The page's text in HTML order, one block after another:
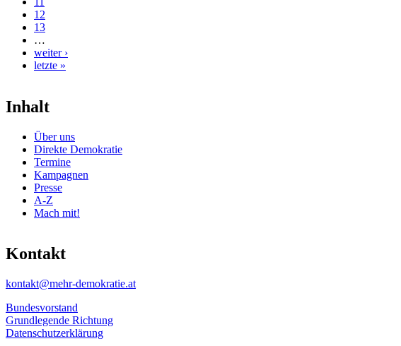
12
13
…
weiter ›
letzte »
Inhalt
Über uns
Direkte Demokratie
Termine
Kampagnen
Presse
A-Z
Mach mit!
Kontakt
kontakt@mehr-demokratie.at
Bundesvorstand
Grundlegende Richtung
Datenschutzerklärung